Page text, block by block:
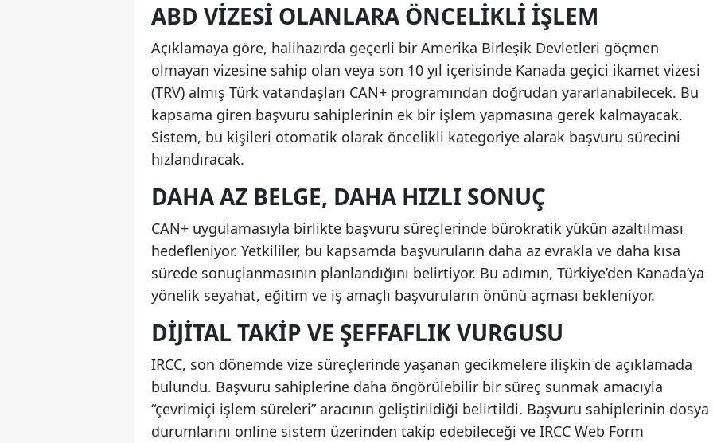
ABD VIZESI OLANLARA ÖNCELIKLI İŞLEM
Açıklamaya göre, halihazırda geçerli bir Amerika Birleşik Devletleri göçmen
olmayan vizesine sahip olan veya son 10 yıl içerisinde Kanada geçici ikamet vizesi
(TRV) almış Türk vatandaşları CAN+ programından doğrudan yararlanabilecek. Bu
kapsama giren başvuru sahiplerinin ek bir işlem yapmasına gerek kalmayacak.
Sistem, bu kişileri otomatik olarak öncelikli kategoriye alarak başvuru sürecini
hızlandıracak.
DAHA AZ BELGE, DAHA HIZLI SONUÇ
CAN+ uygulamasıyla birlikte başvuru süreçlerinde bürokratik yükün azaltılması
hedefleniyor. Yetkililer, bu kapsamda başvuruların daha az evrakla ve daha kısa
sürede sonuçlanmasının planlandığını belirtiyor. Bu adımın, Türkiye’den Kanada’ya
yönelik seyahat, eğitim ve iş amaçlı başvuruların önünü açması bekleniyor.
DIJITAL TAKIP VE ŞEFFAFLIK VURGUSU
IRCC, son dönemde vize süreçlerinde yaşanan gecikmelere ilişkin de açıklamada
bulundu. Başvuru sahiplerine daha öngörülebilir bir süreç sunmak amacıyla
“çevrimiçi işlem süreleri” aracının geliştirildiği belirtildi. Başvuru sahiplerinin dosya
durumlarını online sistem üzerinden takip edebileceği ve IRCC Web Form